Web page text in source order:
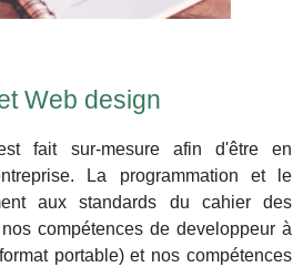
Web design
fait sur-mesure afin d'être en
La programmation et le
aux standards du cahier des
compétences de developpeur à
portable) et nos compétences